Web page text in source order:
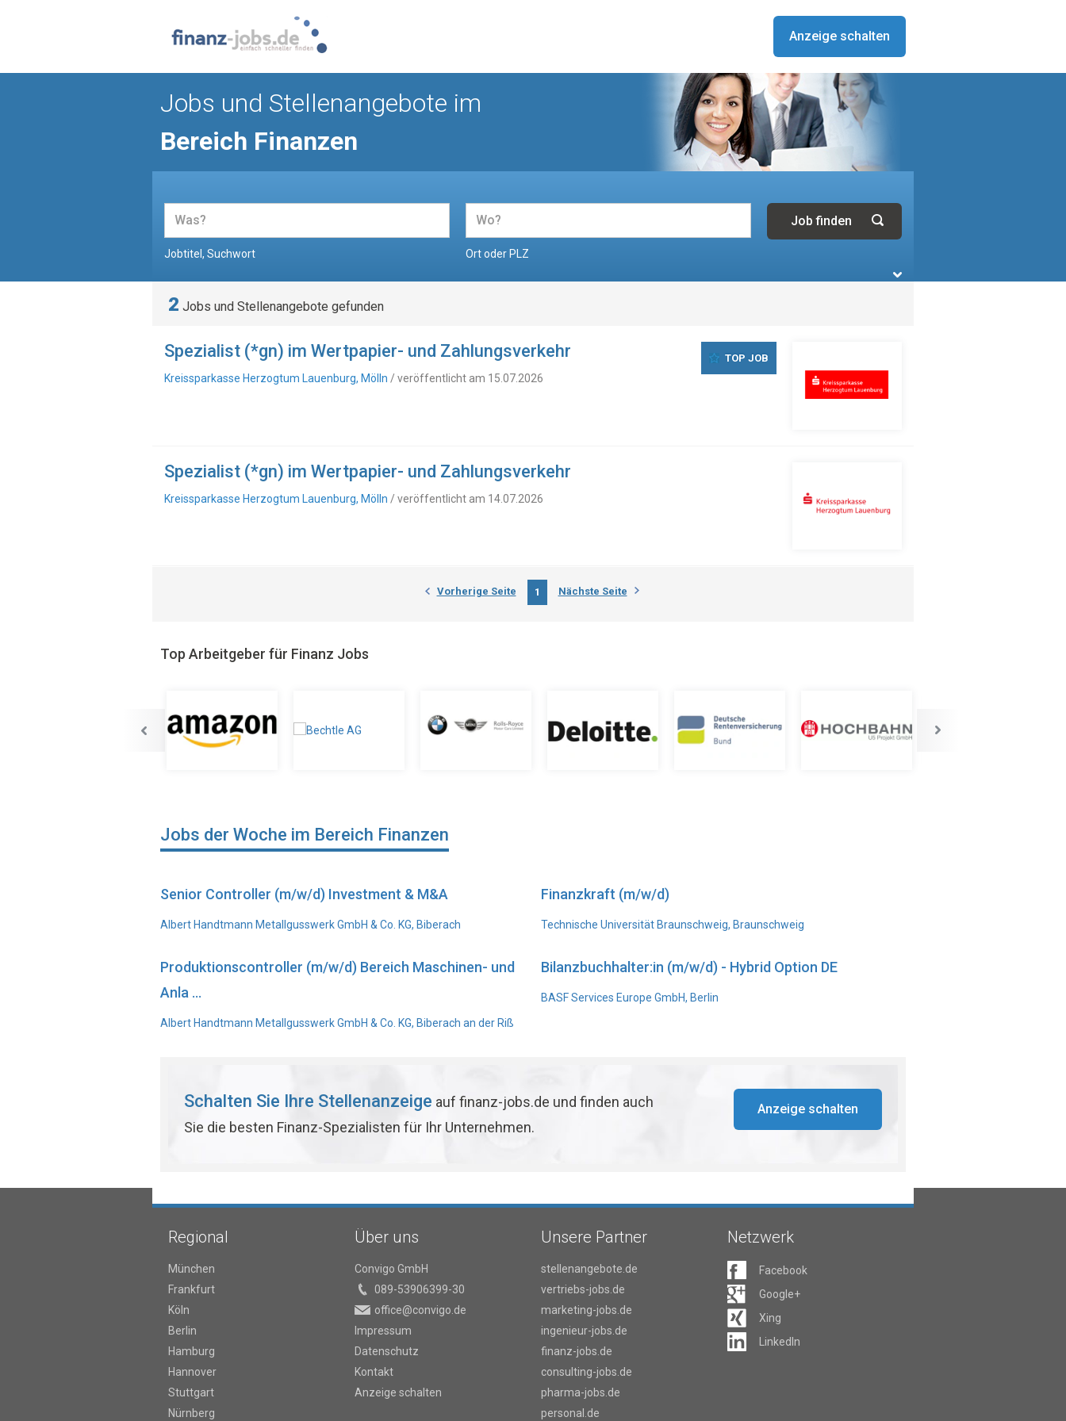
Anzeige schalten
Jobs und Stellenangebote im
Bereich Finanzen
Jobtitel, Suchwort Ort oder PLZ
2 Jobs und Stellenangebote gefunden
Spezialist (*gn) im Wertpapier- und Zahlungsverkehr
Kreissparkasse Herzogtum Lauenburg, Mölln / veröffentlicht am 15.07.2026
TOP JOB
Spezialist (*gn) im Wertpapier- und Zahlungsverkehr
Kreissparkasse Herzogtum Lauenburg, Mölln / veröffentlicht am 14.07.2026
Vorherige Seite 1 Nächste Seite
Top Arbeitgeber für Finanz Jobs
Jobs der Woche im Bereich Finanzen
Senior Controller (m/w/d) Investment & M&A
Albert Handtmann Metallgusswerk GmbH & Co. KG, Biberach
Finanzkraft (m/w/d)
Technische Universität Braunschweig, Braunschweig
Produktionscontroller (m/w/d) Bereich Maschinen- und
Anla ...
Albert Handtmann Metallgusswerk GmbH & Co. KG, Biberach an der Riß
Bilanzbuchhalter:in (m/w/d) - Hybrid Option DE
BASF Services Europe GmbH, Berlin
Schalten Sie Ihre Stellenanzeige auf finanz-jobs.de und finden auch
Sie die besten Finanz-Spezialisten für Ihr Unternehmen.
Anzeige schalten
Regional
München
Frankfurt
Köln
Berlin
Hamburg
Hannover
Stuttgart
Nürnberg
Über uns
Convigo GmbH
089-53906399-30
office@convigo.de
Impressum
Datenschutz
Kontakt
Anzeige schalten
Unsere Partner
stellenangebote.de
vertriebs-jobs.de
marketing-jobs.de
ingenieur-jobs.de
finanz-jobs.de
consulting-jobs.de
pharma-jobs.de
personal.de
Netzwerk
Facebook
Google+
Xing
LinkedIn